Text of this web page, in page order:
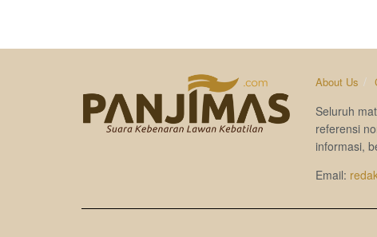
About Us
Seluruh
referensi
informasi,
Email: